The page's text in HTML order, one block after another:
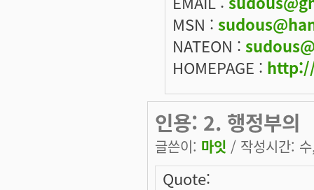
MSN :
NATEON :
HOMEPAGE :
인용: 2. 행정부의
글쓴이: 마잇 / 작성시간:
Quote: